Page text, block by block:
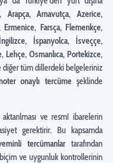
Arapça, Arnavutça, Azerice,
Ermenice, Farsça, Flemenkçe,
İspanyolca, İsveççe,
Lehçe, Osmanlıca, Portekizce,
tüm dillerdeki belgeleriniz
onaylı tercümeşeklinde
ve resmî ibarelerin
gerektirir. Bu kapsamda
tercümanlartarafından
ve uygunluk kontrollerinin